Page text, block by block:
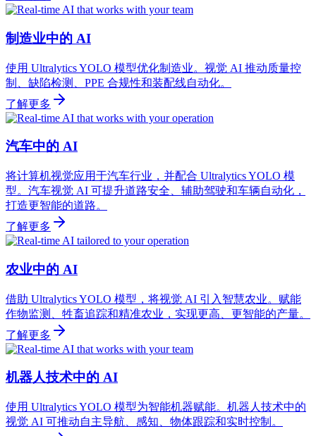
制造业中的 AI
使用 Ultralytics YOLO 模型优化制造业。视觉 AI 推动质量控
制、缺陷检测、PPE 合规性和装配线自动化。
了解更多
汽车中的 AI
将计算机视觉应用于汽车行业，并配合 Ultralytics YOLO 模
型。汽车视觉 AI 可提升道路安全、辅助驾驶和车辆自动化，
打造更智能的道路。
了解更多
农业中的 AI
借助 Ultralytics YOLO 模型，将视觉 AI 引入智慧农业。赋能
作物监测、牲畜追踪和精准农业，实现更高、更智能的产量。
了解更多
机器人技术中的 AI
使用 Ultralytics YOLO 模型为智能机器赋能。机器人技术中的
视觉 AI 可推动自主导航、感知、物体跟踪和实时控制。